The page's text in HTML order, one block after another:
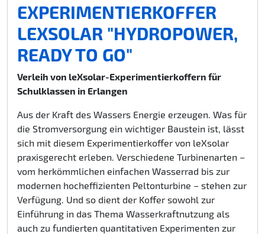
EXPERIMENTIERKOFFER
LEXSOLAR "HYDROPOWER,
READY TO GO"
Verleih von leXsolar-Experimentierkoffern für
Schulklassen in Erlangen
Aus der Kraft des Wassers Energie erzeugen. Was für
die Stromversorgung ein wichtiger Baustein ist, lässt
sich mit diesem Experimentierkoffer von leXsolar
praxisgerecht erleben. Verschiedene Turbinenarten –
vom herkömmlichen einfachen Wasserrad bis zur
modernen hocheffizienten Peltonturbine – stehen zur
Verfügung. Und so dient der Koffer sowohl zur
Einführung in das Thema Wasserkraftnutzung als
auch zu fundierten quantitativen Experimenten zur